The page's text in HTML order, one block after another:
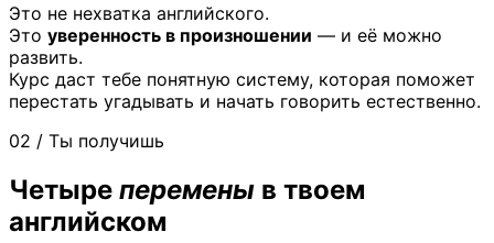
Это не нехватка английского.
Это уверенность в произношении — и её можно
развить.
Курс даст тебе понятную систему, которая поможет
перестать угадывать и начать говорить естественно.
02 / Ты получишь
Четыре перемены в твоем
английском